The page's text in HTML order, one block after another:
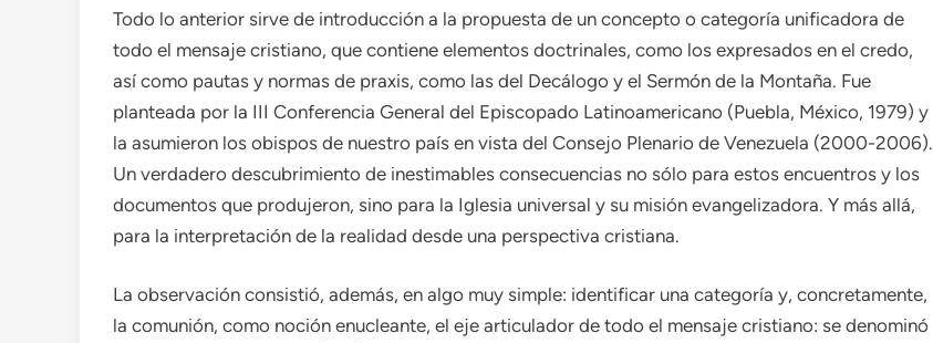
Todo lo anterior sirve de introducción a la propuesta de un concepto o categoría unificadora de
todo el mensaje cristiano, que contiene elementos doctrinales, como los expresados ​​en el credo,
así como pautas y normas de praxis, como las del Decálogo y el Sermón de la Montaña. Fue
planteada por la III Conferencia General del Episcopado Latinoamericano (Puebla, México, 1979) y
la asumieron los obispos de nuestro país en vista del Consejo Plenario de Venezuela (2000-2006).
Un verdadero descubrimiento de inestimables consecuencias no sólo para estos encuentros y los
documentos que produjeron, sino para la Iglesia universal y su misión evangelizadora. Y más allá,
para la interpretación de la realidad desde una perspectiva cristiana.
La observación consistió, además, en algo muy simple: identificar una categoría y, concretamente,
la comunión, como noción enucleante, el eje articulador de todo el mensaje cristiano: se denominó